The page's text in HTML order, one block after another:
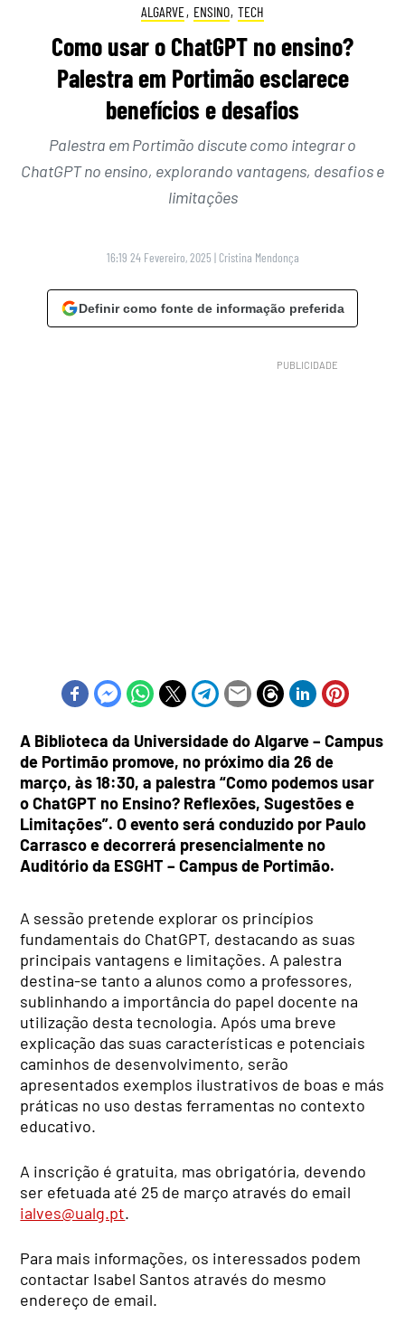
ALGARVE, ENSINO, TECH
Como usar o ChatGPT no ensino?
Palestra em Portimão esclarece
benefícios e desafios
Palestra em Portimão discute como integrar o
ChatGPT no ensino, explorando vantagens, desafios e
limitações
16:19 24 Fevereiro, 2025 | Cristina Mendonça
Definir como fonte de informação preferida
A Biblioteca da Universidade do Algarve – Campus
de Portimão promove, no próximo dia 26 de
março, às 18:30, a palestra “Como podemos usar
o ChatGPT no Ensino? Reflexões, Sugestões e
Limitações”. O evento será conduzido por Paulo
Carrasco e decorrerá presencialmente no
Auditório da ESGHT – Campus de Portimão.
A sessão pretende explorar os princípios
fundamentais do ChatGPT, destacando as suas
principais vantagens e limitações. A palestra
destina-se tanto a alunos como a professores,
sublinhando a importância do papel docente na
utilização desta tecnologia. Após uma breve
explicação das suas características e potenciais
caminhos de desenvolvimento, serão
apresentados exemplos ilustrativos de boas e más
práticas no uso destas ferramentas no contexto
educativo.
A inscrição é gratuita, mas obrigatória, devendo
ser efetuada até 25 de março através do email
ialves@ualg.pt.
Para mais informações, os interessados podem
contactar Isabel Santos através do mesmo
endereço de email.